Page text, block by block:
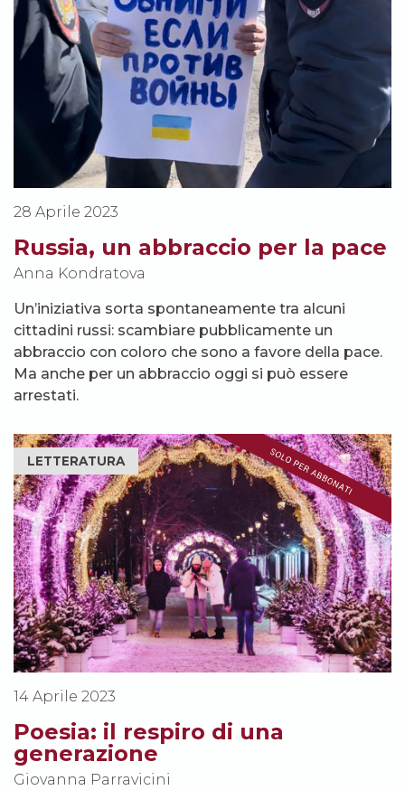
28 Aprile 2023
Russia, un abbraccio per la pace
Anna Kondratova
Un’iniziativa sorta spontaneamente tra alcuni
cittadini russi: scambiare pubblicamente un
abbraccio con coloro che sono a favore della pace.
Ma anche per un abbraccio oggi si può essere
arrestati.
LETTERATURA
14 Aprile 2023
Poesia: il respiro di una
generazione
Giovanna Parravicini